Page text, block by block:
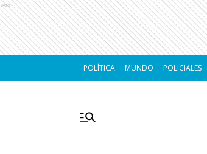
Ads
POLÍTICA MUNDO POLICIALES